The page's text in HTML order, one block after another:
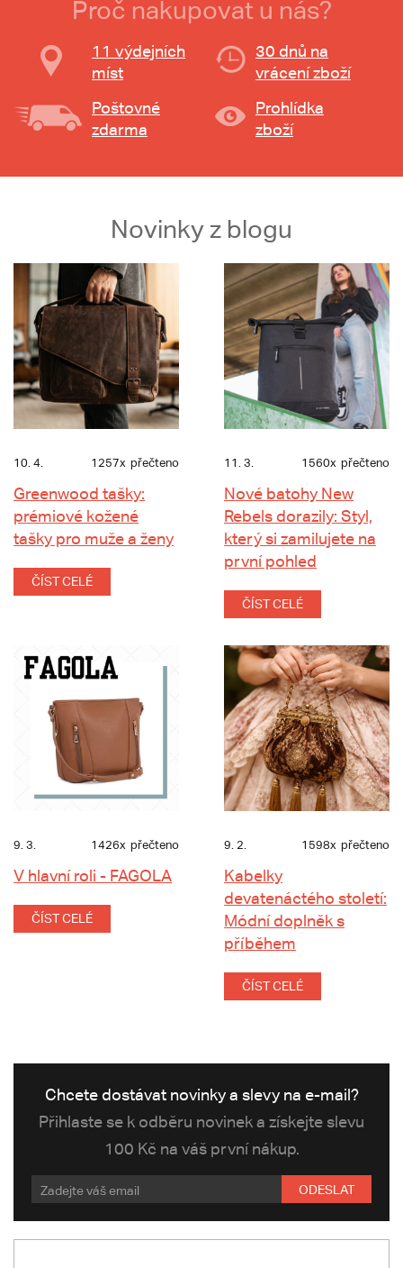
Proč nakupovat u nás?
11 výdejních
míst
30 dnů na
vrácení zboží
Poštovné
zdarma
Prohlídka
zboží
Novinky z blogu
10. 4. 1257x přečteno
Greenwood tašky:
prémiové kožené
tašky pro muže a ženy
ČÍST CELÉ
11. 3. 1560x přečteno
Nové batohy New
Rebels dorazily: Styl,
který si zamilujete na
první pohled
ČÍST CELÉ
9. 3. 1426x přečteno
V hlavní roli - FAGOLA
ČÍST CELÉ
9. 2. 1598x přečteno
Kabelky
devatenáctého století:
Módní doplněk s
příběhem
ČÍST CELÉ
Chcete dostávat novinky a slevy na e-mail?
Přihlaste se k odběru novinek a získejte slevu
100 Kč na váš první nákup.
ODESLAT